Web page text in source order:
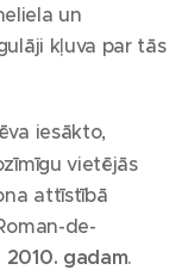
un
kļuva par tās
iesākto,
vietējās
attīstībā
de-
2010. gadam.